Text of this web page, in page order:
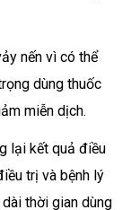
nến vì có thể
dùng thuốc
miễn dịch.
lại kết quả điều
trị và bệnh lý
thời gian dùng